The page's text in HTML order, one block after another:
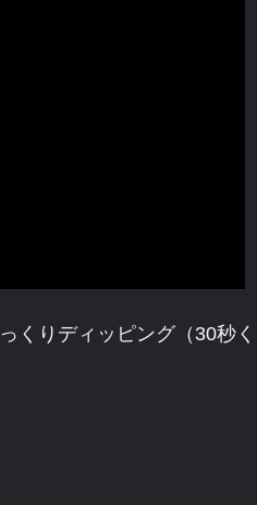
くりディッピング（30秒